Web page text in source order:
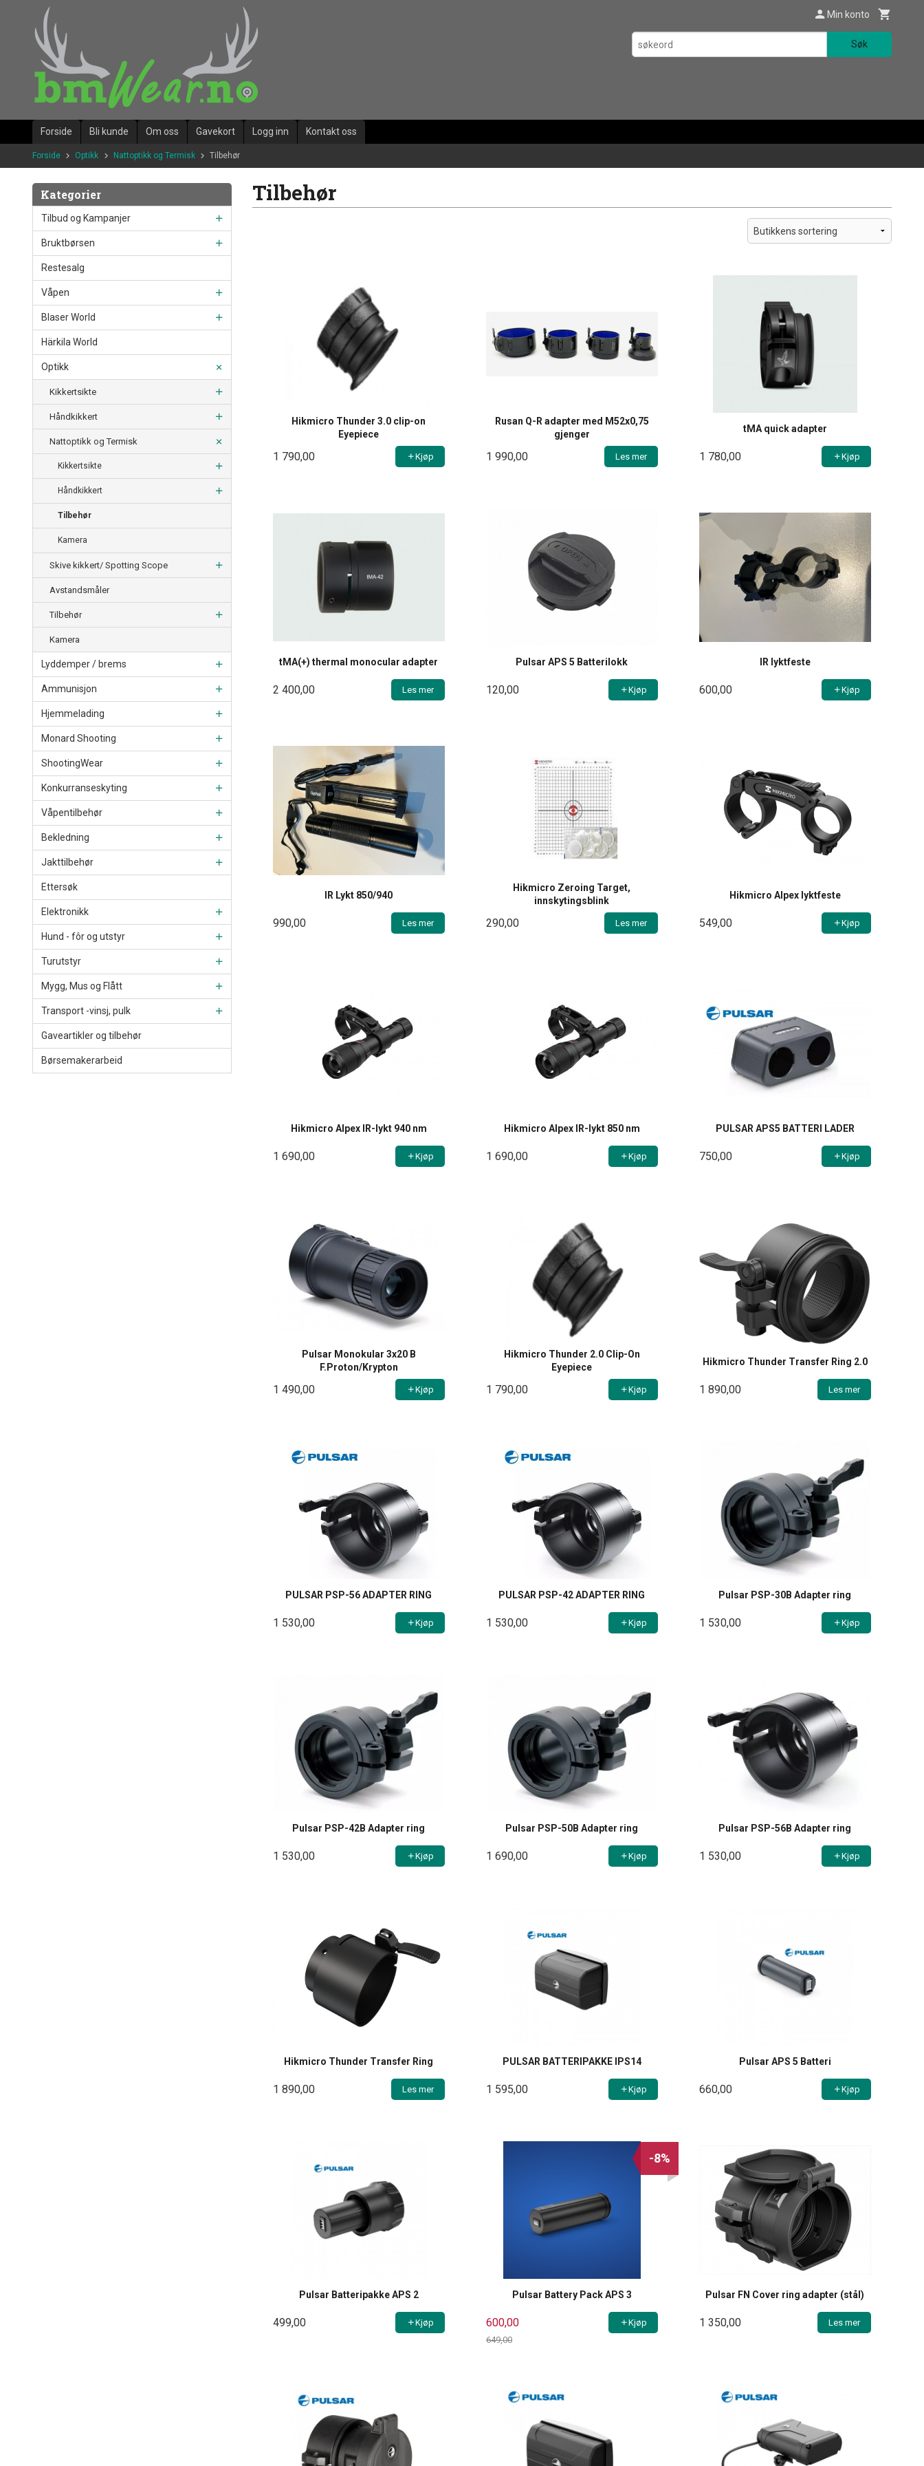
innholdet
Min konto
Søk
Forside Bli kunde Om oss Gavekort Logg inn Kontakt oss
Forside Optikk Nattoptikk og Termisk Tilbehør
Kategorier
Tilbud og Kampanjer
Bruktbørsen
Restesalg
Våpen
Blaser World
Härkila World
Optikk
Kikkertsikte
Håndkikkert
Nattoptikk og Termisk
Kikkertsikte
Håndkikkert
Tilbehør
Kamera
Skive kikkert/ Spotting Scope
Avstandsmåler
Tilbehør
Kamera
Lyddemper / brems
Ammunisjon
Hjemmelading
Monard Shooting
ShootingWear
Konkurranseskyting
Våpentilbehør
Bekledning
Jakttilbehør
Ettersøk
Elektronikk
Hund - fôr og utstyr
Turutstyr
Mygg, Mus og Flått
Transport -vinsj, pulk
Gaveartikler og tilbehør
Børsemakerarbeid
Tilbehør
Hikmicro Thunder 3.0 clip-on
Eyepiece
1 790,00 Kjøp
Rusan Q-R adapter med M52x0,75
gjenger
1 990,00 Les mer
tMA quick adapter
1 780,00 Kjøp
tMA(+) thermal monocular adapter
2 400,00 Les mer
Pulsar APS 5 Batterilokk
120,00 Kjøp
IR lyktfeste
600,00 Kjøp
IR Lykt 850/940
990,00 Les mer
Hikmicro Zeroing Target,
innskytingsblink
290,00 Les mer
Hikmicro Alpex lyktfeste
549,00 Kjøp
Hikmicro Alpex IR-lykt 940 nm
1 690,00 Kjøp
Hikmicro Alpex IR-lykt 850 nm
1 690,00 Kjøp
PULSAR APS5 BATTERI LADER
750,00 Kjøp
Pulsar Monokular 3x20 B
F.Proton/Krypton
1 490,00 Kjøp
Hikmicro Thunder 2.0 Clip-On
Eyepiece
1 790,00 Kjøp
Hikmicro Thunder Transfer Ring 2.0
1 890,00 Les mer
PULSAR PSP-56 ADAPTER RING
1 530,00 Kjøp
PULSAR PSP-42 ADAPTER RING
1 530,00 Kjøp
Pulsar PSP-30B Adapter ring
1 530,00 Kjøp
Pulsar PSP-42B Adapter ring
1 530,00 Kjøp
Pulsar PSP-50B Adapter ring
1 690,00 Kjøp
Pulsar PSP-56B Adapter ring
1 530,00 Kjøp
Hikmicro Thunder Transfer Ring
1 890,00 Les mer
PULSAR BATTERIPAKKE IPS14
1 595,00 Kjøp
Pulsar APS 5 Batteri
660,00 Kjøp
Pulsar Batteripakke APS 2
499,00 Kjøp
Pulsar Battery Pack APS 3
600,00
649,00
-8%
Kjøp
Pulsar FN Cover ring adapter (stål)
1 350,00 Les mer